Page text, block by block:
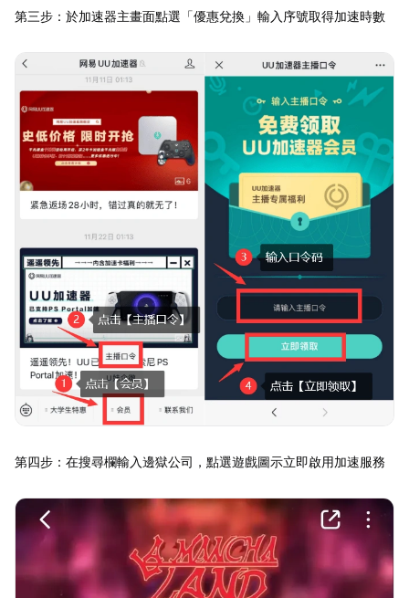
第三步：於加速器主畫面點選「優惠兌換」輸入序號取得加速時數
第四步：在搜尋欄輸入邊獄公司，點選遊戲圖示立即啟用加速服務